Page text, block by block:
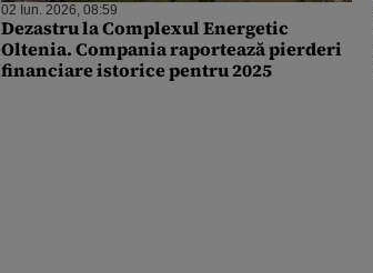
02 Iun. 2026, 08:59
Dezastru la Complexul Energetic
Oltenia. Compania raportează pierderi
financiare istorice pentru 2025